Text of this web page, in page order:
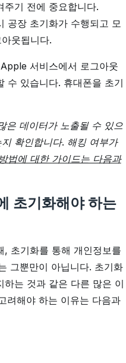
주기 전에 중요합니다.
공장 초기화가 수행되고 모
웃됩니다.
서비스에서 로그아웃
수 있습니다. 휴대폰을 초기
은 데이터가 노출될 수 있으
확인합니다. 해킹 여부가
법에 대한 가이드는 다음과
초기화해야 하는
, 초기화를 통해 개인정보를
그뿐만이 아닙니다. 초기화
는 것과 같은 다른 많은 이
려해야 하는 이유는 다음과